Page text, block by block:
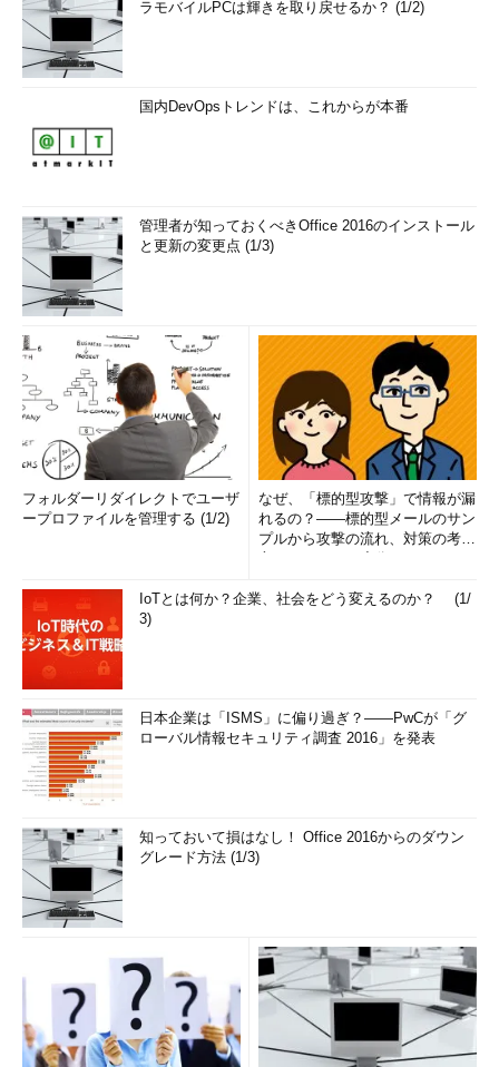
ラモバイルPCは輝きを取り戻せるか？ (1/2)
国内DevOpsトレンドは、これからが本番
管理者が知っておくべきOffice 2016のインストール
と更新の変更点 (1/3)
フォルダーリダイレクトでユーザ
ープロファイルを管理する (1/2)
なぜ、「標的型攻撃」で情報が漏
れるの？――標的型メールのサン
プルから攻撃の流れ、対策の考え
IoTとは何か？企業、社会をどう変えるのか？ (1/
3)
日本企業は「ISMS」に偏り過ぎ？――PwCが「グ
ローバル情報セキュリティ調査 2016」を発表
知っておいて損はなし！ Office 2016からのダウン
グレード方法 (1/3)